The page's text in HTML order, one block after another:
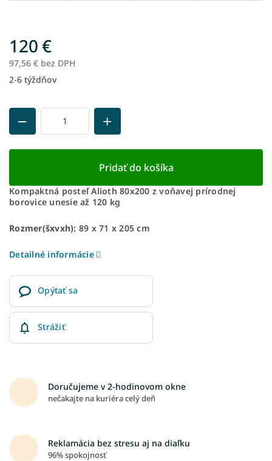
120 €
97,56 € bez DPH
Jednotková
2-6 týždňov
Pridať do košíka
Kompaktná posteľ Alioth 80x200 z voňavej prírodnej
borovice unesie až 120 kg
Rozmer(šxvxh): 89 x 71 x 205 cm
Detailné informácie
Opýtať sa
Strážiť
Doručujeme v 2-hodinovom okne
nečakajte na kuriéra celý deň
Reklamácia bez stresu aj na diaľku
96% spokojnosť